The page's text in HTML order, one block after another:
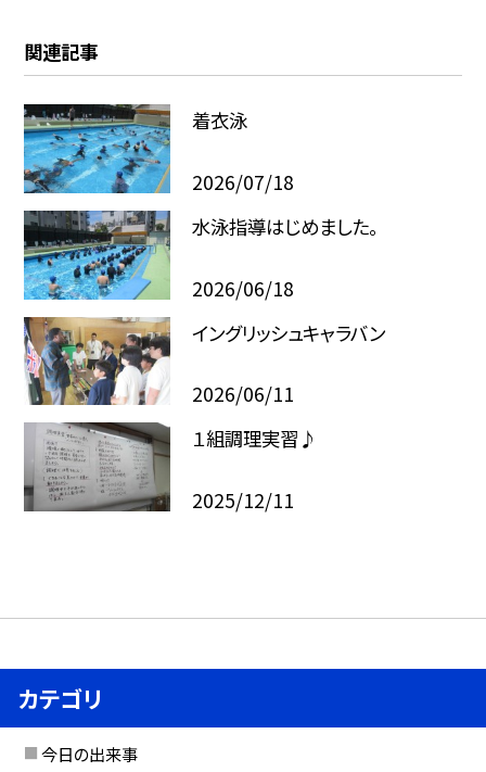
関連記事
着衣泳
2026/07/18
水泳指導はじめました。
2026/06/18
イングリッシュキャラバン
2026/06/11
１組調理実習♪
2025/12/11
カテゴリ
今日の出来事